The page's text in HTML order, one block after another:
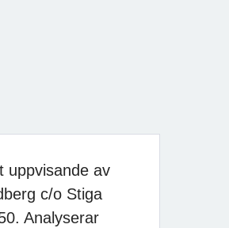
uppvisande av
c/o Stiga
Analyserar